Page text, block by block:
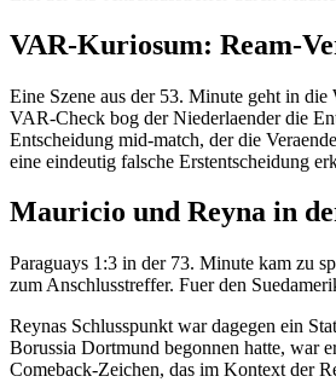
VAR-Kuriosum: Ream-
Eine Szene aus der 53. Minute geht in
VAR-Check bog der Niederlaender die
Entscheidung mid-match, der die
eine eindeutig falsche Erstentscheidung
Mauricio und Reyna in
Paraguays 1:3 in der 73. Minute kam zu
zum Anschlusstreffer. Fuer den
Reynas Schlusspunkt war dagegen ein
Borussia Dortmund begonnen hatte, war
Comeback-Zeichen, das im Kontext der